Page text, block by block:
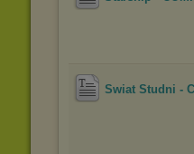
Swiat Studni -